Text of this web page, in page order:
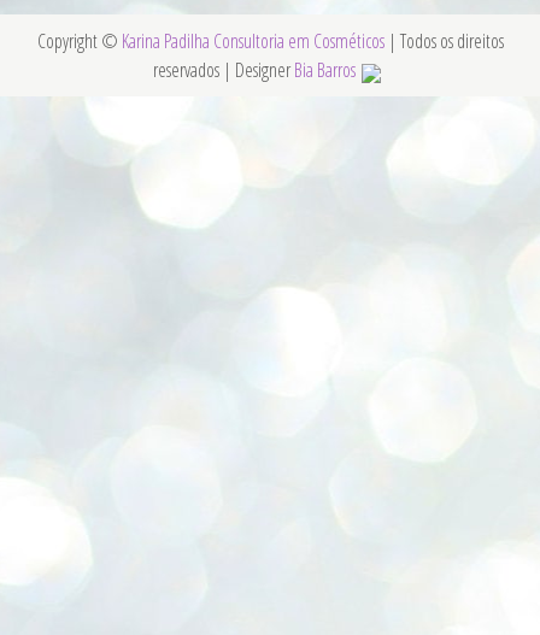
Copyright © Karina Padilha Consultoria em Cosméticos | Todos os direitos
reservados | DesignerBia Barros